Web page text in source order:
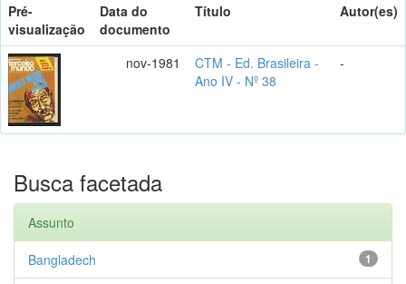
Pré-
visualização
Data do
documento
Título Autor(es)
nov-1981
CTM - Ed. Brasileira -
Ano IV - Nº 38
-
Busca facetada
Assunto
1
Bangladech